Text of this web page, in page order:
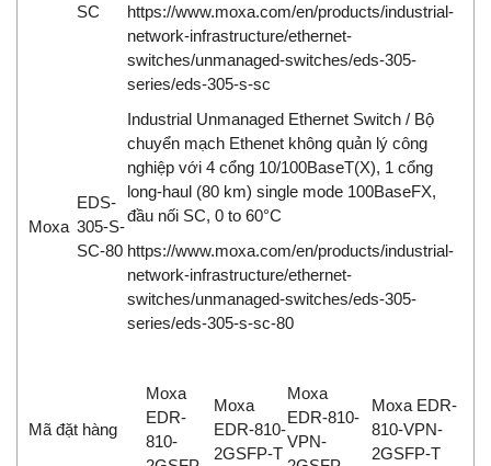
SC
https://www.moxa.com/en/products/industrial-
network-infrastructure/ethernet-
switches/unmanaged-switches/eds-305-
series/eds-305-s-sc
Moxa
EDS-
305-S-
SC-80
Industrial Unmanaged Ethernet Switch / Bộ
chuyển mạch Ethenet không quản lý công
nghiệp với 4 cổng 10/100BaseT(X), 1 cổng
long-haul (80 km) single mode 100BaseFX,
đầu nối SC, 0 to 60°C
https://www.moxa.com/en/products/industrial-
network-infrastructure/ethernet-
switches/unmanaged-switches/eds-305-
series/eds-305-s-sc-80
Mã đặt hàng
Moxa
EDR-
810-
Moxa
EDR-810-
2GSFP-T
Moxa
EDR-810-
VPN-
Moxa EDR-
810-VPN-
2GSFP-T